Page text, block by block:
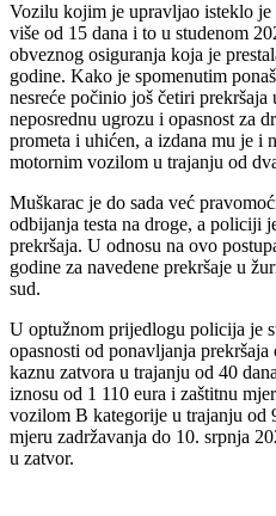
Vozilu kojim je upravljao isteklo je
više od 15 dana i to u studenom
obveznog osiguranja koja je
godine. Kako je spomenutim
nesreće počinio još četiri
neposrednu ugrozu i opasnost za
prometa i uhićen, a izdana mu je i
motornim vozilom u trajanju od
Muškarac je do sada već
odbijanja testa na droge, a policiji
prekršaja. U odnosu na ovo
godine za navedene prekršaje u
sud.
U optužnom prijedlogu policija je
opasnosti od ponavljanja
kaznu zatvora u trajanju od 40
iznosu od 1 110 eura i zaštitnu
vozilom B kategorije u trajanju od
mjeru zadržavanja do 10. srpnja
u zatvor.